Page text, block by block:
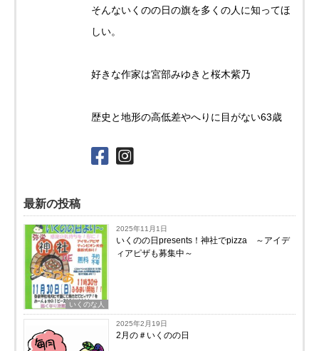
そんないくのの日の旗を多くの人に知ってほ
しい。
好きな作家は宮部みゆきと桜木紫乃
歴史と地形の高低差やへりに目がない63歳
最新の投稿
いくのな人
2025年11月1日
いくのの日presents！神社でpizza ～アイデ
ィアピザも募集中～
2025年2月19日
2月の＃いくのの日